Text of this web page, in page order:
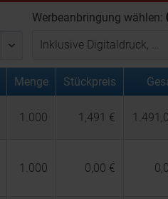
Werbeanbringung wählen:
Menge Stückpreis
1.000 1,491 €
1.000 0,00 €